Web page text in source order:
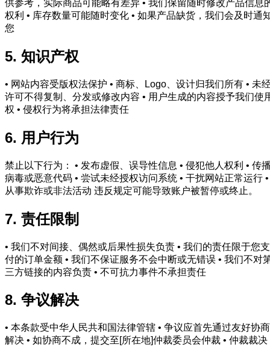
供参考，实际商品可能略有差异 • 我们保留随时修改产品信息
权利 • 库存数量可能随时变化 • 如果产品缺货，我们会及时通
您
5. 知识产权
• 网站内容受版权法保护 • 商标、Logo、设计归我们所有 • 未
许可不得复制、分发或修改内容 • 用户生成的内容授予我们使
权 • 侵权行为将承担法律责任
6. 用户行为
禁止以下行为： • 发布虚假、误导性信息 • 侵犯他人权利 • 传
病毒或恶意代码 • 尝试未经授权访问系统 • 干扰网站正常运行 •
从事欺诈或非法活动 违反规定可能导致账户被暂停或终止。
7. 责任限制
• 我们不对间接、偶然或后果性损失负责 • 我们的责任限于您支
付的订单金额 • 我们不保证服务不会中断或无错误 • 我们不对
三方链接的内容负责 • 不可抗力事件不承担责任
8. 争议解决
• 本条款受中华人民共和国法律管辖 • 争议应首先通过友好协商
解决 • 如协商不成，提交至[所在地]仲裁委员会仲裁 • 仲裁裁决